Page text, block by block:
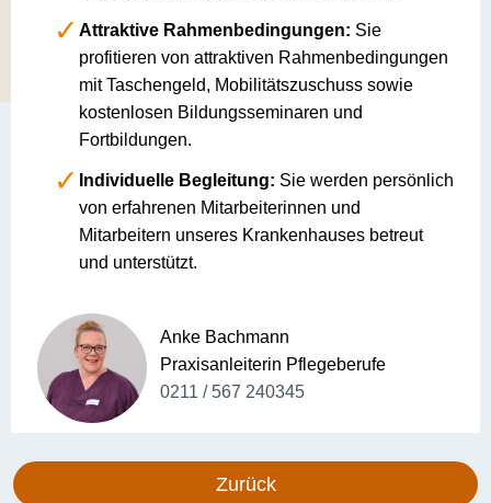
Attraktive Rahmenbedingungen: Sie
profitieren von attraktiven Rahmenbedingungen
mit Taschengeld, Mobilitätszuschuss sowie
kostenlosen Bildungsseminaren und
Fortbildungen.
Individuelle Begleitung: Sie werden persönlich
von erfahrenen Mitarbeiterinnen und
Mitarbeitern unseres Krankenhauses betreut
und unterstützt.
Anke Bachmann
Praxisanleiterin Pflegeberufe
0211 / 567 240345
Zurück